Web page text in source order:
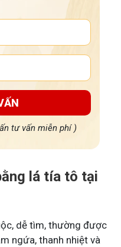
tư vấn miễn phí )
lá tía tô tại
dễ tìm, thường được
ngứa, thanh nhiệt và